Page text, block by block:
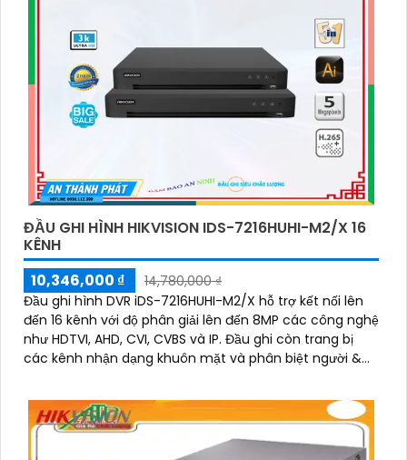
ĐẦU GHI HÌNH HIKVISION IDS-7216HUHI-M2/X 16
KÊNH
10,346,000 ₫
14,780,000 ₫
Đầu ghi hình DVR iDS-7216HUHI-M2/X hỗ trợ kết nối lên
đến 16 kênh với độ phân giải lên đến 8MP các công nghệ
như HDTVI, AHD, CVI, CVBS và IP. Đầu ghi còn trang bị
các kênh nhận dạng khuôn mặt và phân biệt người &
rộng dung lượng lưu trữ hiệu quả